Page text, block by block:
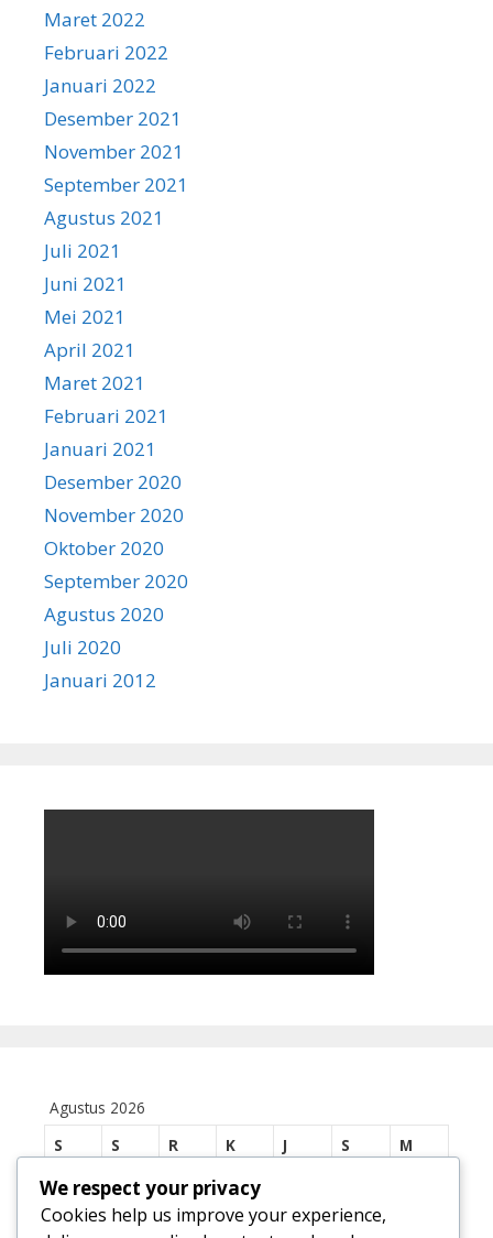
Maret 2022
Februari 2022
Januari 2022
Desember 2021
November 2021
September 2021
Agustus 2021
Juli 2021
Juni 2021
Mei 2021
April 2021
Maret 2021
Februari 2021
Januari 2021
Desember 2020
November 2020
Oktober 2020
September 2020
Agustus 2020
Juli 2020
Januari 2012
Agustus 2026
S
S R K J S
M
3
4 5 6 8
We respect your privacy
Cookies help us improve your experience,